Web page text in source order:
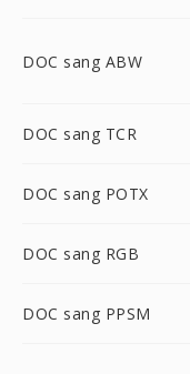
DOC sang ABW
DOC sang TCR
DOC sang POTX
DOC sang RGB
DOC sang PPSM